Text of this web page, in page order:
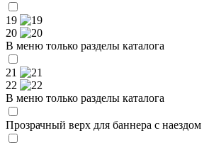
19
20
В меню только разделы каталога
21
22
В меню только разделы каталога
Прозрачный верх для баннера с наездом